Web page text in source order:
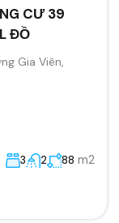
CƯ 39
ĐỒ
Gia Viên,
3 2 88 m2